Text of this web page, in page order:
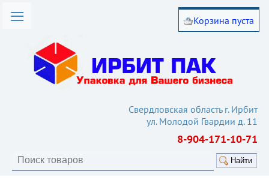
товаров
работы
Свердловская область г. Ирбит
ул. Молодой Гвардии д. 11
8-904-171-10-71
Корзина пуста
Найти